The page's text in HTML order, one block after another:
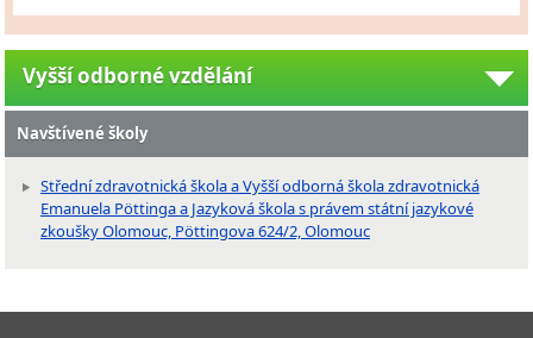
Vyšší odborné vzdělání
Navštívené školy
Střední zdravotnická škola a Vyšší odborná škola zdravotnická
Emanuela Pöttinga a Jazyková škola s právem státní jazykové
zkoušky Olomouc, Pöttingova 624/2, Olomouc